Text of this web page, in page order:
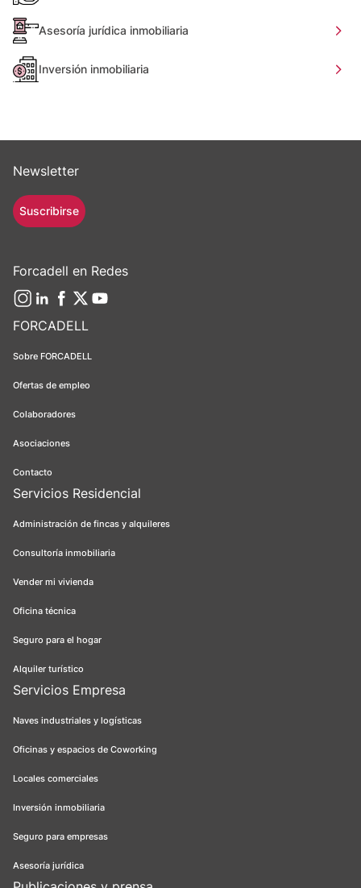
Asesoría jurídica inmobiliaria
Inversión inmobiliaria
FORCADELL
Sobre FORCADELL
Ofertas de empleo
Colaboradores
Asociaciones
Contacto
Servicios Residencial
Administración de fincas y alquileres
Consultoría inmobiliaria
Vender mi vivienda
Oficina técnica
Seguro para el hogar
Alquiler turístico
Servicios Empresa
Naves industriales y logísticas
Oficinas y espacios de Coworking
Locales comerciales
Inversión inmobiliaria
Seguro para empresas
Asesoría jurídica
Newsletter
Suscribirse
Forcadell en Redes